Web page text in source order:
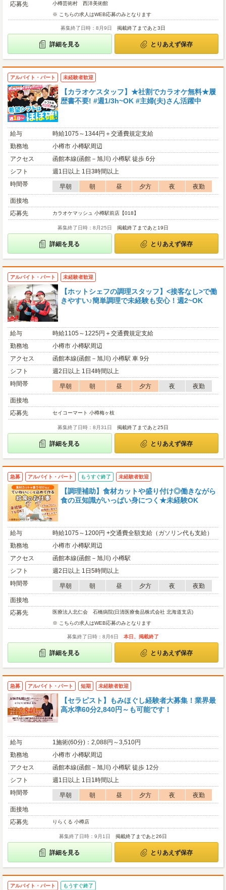
応募先
小樽芸術村 西洋美術館
※ こちらの求人はWEB応募のみとなります
募集終了日時：8月9日 掲載終了まであと3日
詳細を見る とりあえず保存
アルバイト・パート 未経験者歓迎
【カラオケスタッフ】★社割でカラオケ無料★履
歴書不要! #週1/3h~OK #主婦(夫)さん活躍中
給与
時給1075～1344円＋交通費規定支給
勤務地
小樽市 小樽駅周辺
アクセス
函館本線(函館－旭川) 小樽駅 徒歩 6分
シフト
週1日以上 1日3時間以上
時間帯
早朝 朝 昼 夕方 夜
夜勤
面接地
応募先
カラオケマッシュ 小樽駅前店【018】
募集終了日時：8月25日 掲載終了まであと19日
詳細を見る とりあえず保存
アルバイト・パート 未経験者歓迎
【ホットシェフの調理スタッフ】<接客なし>で働
きやすい♪簡単調理で未経験も安心！週2~OK
給与
時給1105～1225円＋交通費規定支給
勤務地
小樽市 小樽駅周辺
アクセス
函館本線(函館－旭川) 小樽駅 車 9分
シフト
週2日以上 1日4時間以上
時間帯
早朝 朝 昼 夕方 夜
夜勤
面接地
応募先
セイコーマート 小樽梅ヶ枝
募集終了日時：8月31日 掲載終了まであと25日
詳細を見る とりあえず保存
急募 アルバイト・パート もうすぐ終了 未経験者歓迎
【調理補助】食材カットや盛り付け◎働きながら
食の豆知識がいっぱい身につく★未経験OK
給与
時給1075～1200円 +交通費全額支給（ガソリン代も支給）
勤務地
小樽市 小樽駅周辺
アクセス
函館本線(函館－旭川) 小樽駅
シフト
週2日以上 1日5時間以上
時間帯
早朝 朝 昼 夕方 夜
夜勤
面接地
応募先
医療法人北仁会 石橋病院(日清医療食品株式会社 北海道支店)
※ こちらの求人はWEB応募のみとなります
募集終了日時：8月6日 本日、掲載終了
詳細を見る とりあえず保存
急募 アルバイト・パート 短期 未経験者歓迎
【セラピスト】もみほぐし経験者大募集！業界最
高水準60分2,840円～も可能です！
給与
1施術(60分)：2,088円～3,510円
勤務地
小樽市 小樽駅周辺
アクセス
函館本線(函館－旭川) 小樽駅 徒歩 12分
シフト
週1日以上 1日1時間以上
時間帯
早朝 朝 昼 夕方 夜
夜勤
面接地
応募先
りらくる 小樽店
募集終了日時：9月1日 掲載終了まであと26日
詳細を見る とりあえず保存
アルバイト・パート もうすぐ終了